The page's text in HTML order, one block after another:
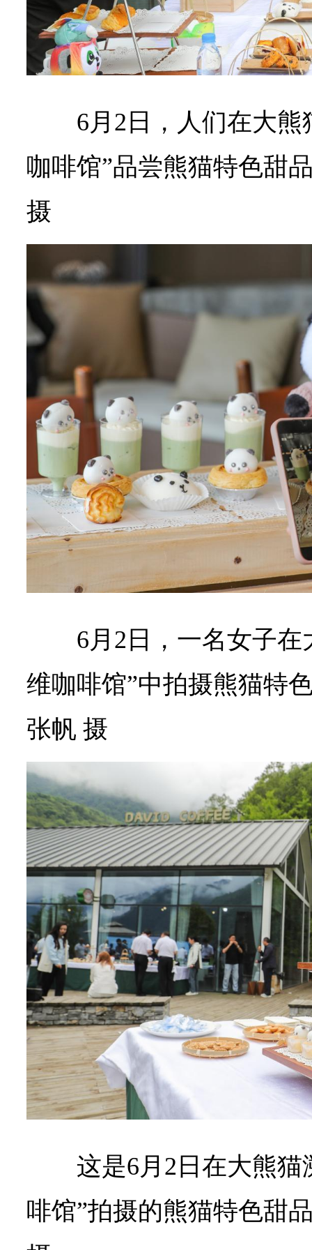
6月2日，人们在大
咖啡馆”品尝熊猫特色甜
摄
6月2日，一名女子
维咖啡馆”中拍摄熊猫特
张帆 摄
这是6月2日在大熊
啡馆”拍摄的熊猫特色甜